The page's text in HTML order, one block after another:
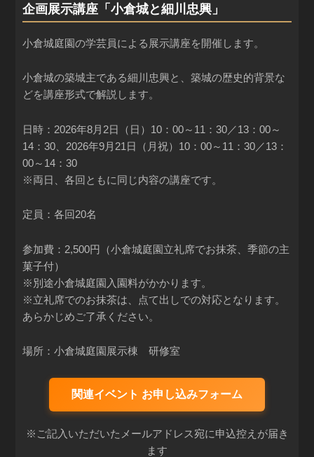
企画展示講座「小倉城と細川忠興」
小倉城庭園の学芸員による展示講座を開催します。
小倉城の築城主である細川忠興と、築城の歴史的背景な
どを講座形式で解説します。
日時：2026年8月2日（日）10：00～11：30／13：00～
14：30、2026年9月21日（月祝）10：00～11：30／13：
00～14：30
※両日、各回ともに同じ内容の講座です。
定員：各回20名
参加費：2,500円（小倉城庭園立礼席でお抹茶、季節の主
菓子付）
※別途小倉城庭園入園料がかかります。
※立礼席でのお抹茶は、点て出しでの対応となります。
あらかじめご了承ください。
場所：小倉城庭園展示棟 研修室
関連イベント お申し込みフォーム
※ご記入いただいたメールアドレス宛に申込控えが届き
ます